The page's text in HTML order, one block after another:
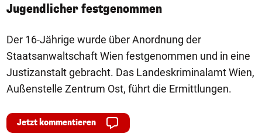
Jugendlicher festgenommen
Der 16-Jährige wurde über Anordnung der
Staatsanwaltschaft Wien festgenommen und in eine
Justizanstalt gebracht. Das Landeskriminalamt Wien,
Außenstelle Zentrum Ost, führt die Ermittlungen.
Jetzt kommentieren